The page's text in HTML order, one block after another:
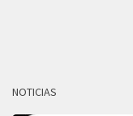
NOTICIAS